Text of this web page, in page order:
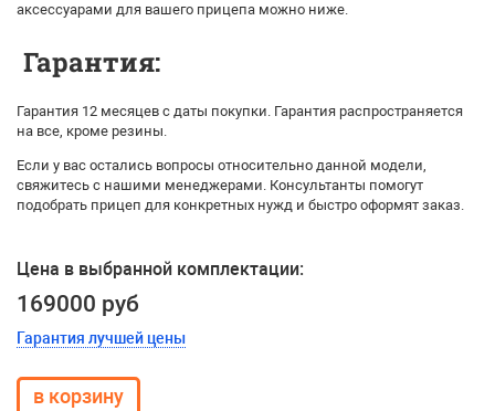
аксессуарами для вашего прицепа можно ниже.
Гарантия:
Гарантия 12 месяцев с даты покупки. Гарантия распространяется
на все, кроме резины.
Если у вас остались вопросы относительно данной модели,
свяжитесь с нашими менеджерами. Консультанты помогут
подобрать прицеп для конкретных нужд и быстро оформят заказ.
Цена в выбранной комплектации:
169000 руб
Гарантия лучшей цены